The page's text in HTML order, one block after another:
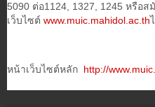
5090 ต่อ1124, 1327, 1245 หรือส
เว็บไซต์ www.muic.mahidol.ac.th
หน้าเว็บไซต์หลัก http://